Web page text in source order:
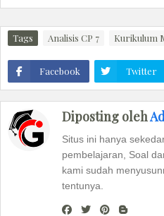
Tags Analisis CP 7 Kurikulum
Facebook Twitter
Diposting oleh
Situs ini hanya
pembelajaran, Soal
kami sudah
tentunya.